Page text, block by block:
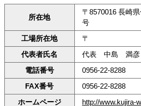
所在地
〒8570016 長崎
号
工場所在地
〒
代表者氏名
代表 中島 満彦
電話番号
0956-22-8288
FAX番号
0956-22-8288
ホームページ
http://www.kujira-